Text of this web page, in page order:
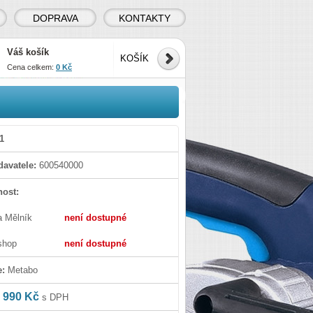
600540000
Mělník není dostupné
není dostupné
Metabo
990 Kč s DPH
DOPRAVA KONTAKTY
KOŠÍK
Váš košík
Cena celkem: 0 Kč